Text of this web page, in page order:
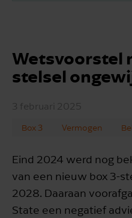
Wetsvoorstel
stelsel
3 februari 2025
Box 3 Vermogen
Eind 2024 werd nog
van een nieuw box 3-
2028. Daaraan
State een negatief